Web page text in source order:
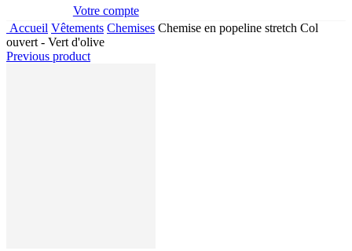
Votre compte
Accueil Vêtements Chemises Chemise en popeline stretch Col
ouvert - Vert d'olive
Previous product